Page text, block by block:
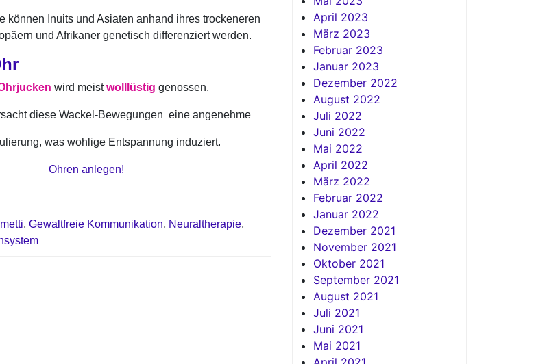
können Inuits und Asiaten anhand ihres trockeneren
und Afrikaner genetisch differenziert werden.
wird meistwolllüstig genossen.
diese Wackel-Bewegungen eine angenehme
was wohlige Entspannung induziert.
Ohren anlegen!
, Gewaltfreie Kommunikation, Neuraltherapie,
April 2023
März 2023
Februar 2023
Januar 2023
Dezember 2022
August 2022
Juli 2022
Juni 2022
Mai 2022
April 2022
März 2022
Februar 2022
Januar 2022
Dezember 2021
November 2021
Oktober 2021
September 2021
August 2021
Juli 2021
Juni 2021
Mai 2021